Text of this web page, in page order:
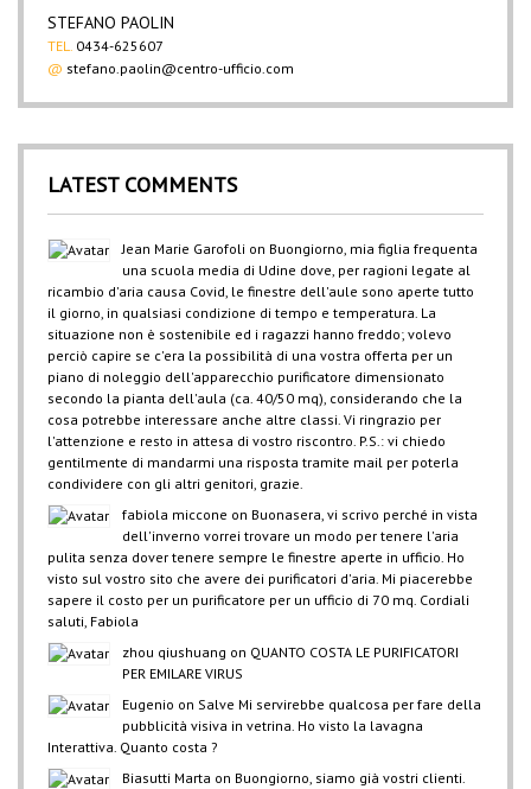
KYOCERA-MITA(267)
LEITZ(9)
LEXMARK(3)
LEXMARK/IBM(324)
MINOLTA(9)
OD(4)
PHILIPS(1)
PRINTRONIX(4)
RICOH (283)
SAGEM(8)
SAMSUNG(100)
SHARP(96)
TOSINGRAF(7)
UTAX
(165)
VERBATIM(16)
XEROX(6)
STEFANO PAOLIN
TEL. 0434-625607
@ stefano.paolin@centro-ufficio.com
LATEST COMMENTS
Jean Marie Garofoli on Buongiorno, mia figlia frequenta
una scuola media di Udine dove, per ragioni legate al
ricambio d'aria causa Covid, le finestre dell'aule sono aperte tutto
il giorno, in qualsiasi condizione di tempo e temperatura. La
situazione non è sostenibile ed i ragazzi hanno freddo; volevo
perciò capire se c'era la possibilità di una vostra offerta per un
piano di noleggio dell'apparecchio purificatore dimensionato
secondo la pianta dell'aula (ca. 40/50 mq), considerando che la
cosa potrebbe interessare anche altre classi. Vi ringrazio per
l'attenzione e resto in attesa di vostro riscontro. P.S.: vi chiedo
gentilmente di mandarmi una risposta tramite mail per poterla
condividere con gli altri genitori, grazie.
fabiola miccone on Buonasera, vi scrivo perché in vista
dell'inverno vorrei trovare un modo per tenere l'aria
pulita senza dover tenere sempre le finestre aperte in ufficio. Ho
visto sul vostro sito che avere dei purificatori d'aria. Mi piacerebbe
sapere il costo per un purificatore per un ufficio di 70 mq. Cordiali
saluti, Fabiola
zhou qiushuang on QUANTO COSTA LE PURIFICATORI
PER EMILARE VIRUS
Eugenio on Salve Mi servirebbe qualcosa per fare della
pubblicità visiva in vetrina. Ho visto la lavagna
Interattiva. Quanto costa ?
Biasutti Marta on Buongiorno, siamo già vostri clienti.